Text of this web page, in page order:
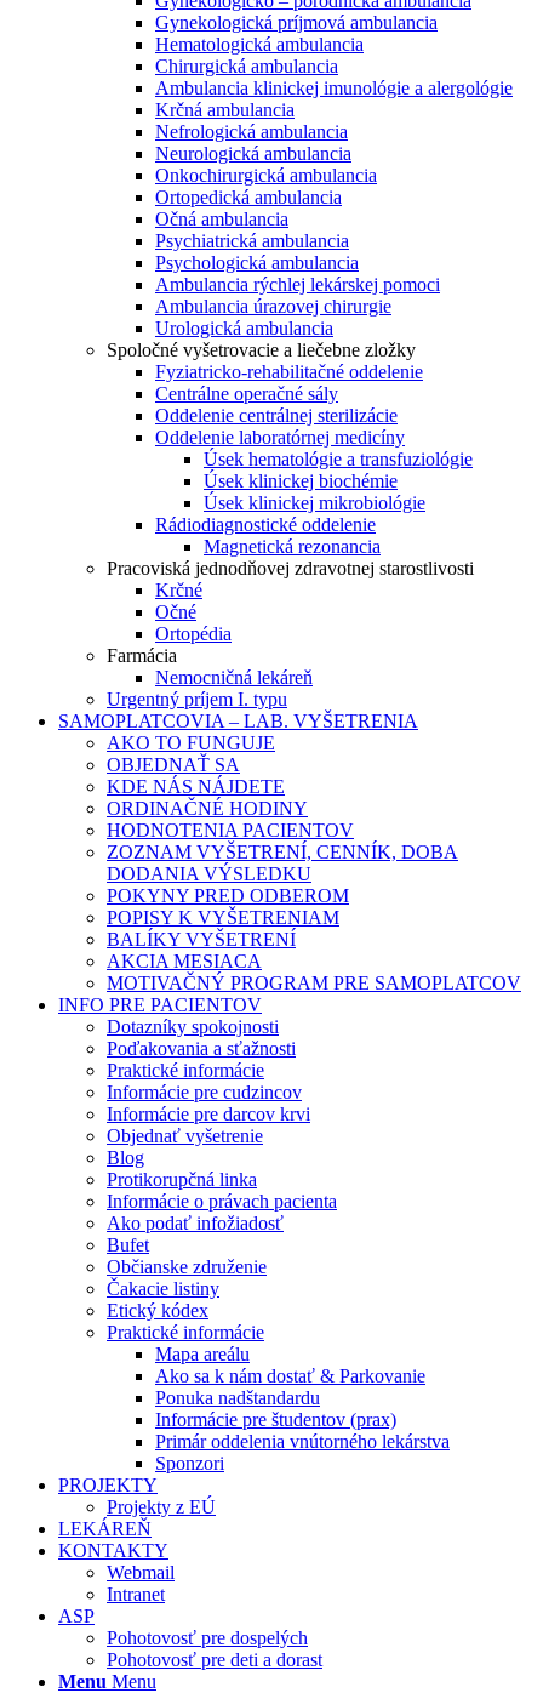
Gynekologická príjmová ambulancia
Hematologická ambulancia
Chirurgická ambulancia
Ambulancia klinickej imunológie a alergológie
Krčná ambulancia
Nefrologická ambulancia
Neurologická ambulancia
Onkochirurgická ambulancia
Ortopedická ambulancia
Očná ambulancia
Psychiatrická ambulancia
Psychologická ambulancia
Ambulancia rýchlej lekárskej pomoci
Ambulancia úrazovej chirurgie
Urologická ambulancia
Spoločné vyšetrovacie a liečebne zložky
Fyziatricko-rehabilitačné oddelenie
Centrálne operačné sály
Oddelenie centrálnej sterilizácie
Oddelenie laboratórnej medicíny
Úsek hematológie a transfuziológie
Úsek klinickej biochémie
Úsek klinickej mikrobiológie
Rádiodiagnostické oddelenie
Magnetická rezonancia
Pracoviská jednodňovej zdravotnej starostlivosti
Krčné
Očné
Ortopédia
Farmácia
Nemocničná lekáreň
Urgentný príjem I. typu
SAMOPLATCOVIA – LAB. VYŠETRENIA
AKO TO FUNGUJE
OBJEDNAŤ SA
KDE NÁS NÁJDETE
ORDINAČNÉ HODINY
HODNOTENIA PACIENTOV
ZOZNAM VYŠETRENÍ, CENNÍK, DOBA
DODANIA VÝSLEDKU
POKYNY PRED ODBEROM
POPISY K VYŠETRENIAM
BALÍKY VYŠETRENÍ
AKCIA MESIACA
MOTIVAČNÝ PROGRAM PRE SAMOPLATCOV
INFO PRE PACIENTOV
Dotazníky spokojnosti
Poďakovania a sťažnosti
Praktické informácie
Informácie pre cudzincov
Informácie pre darcov krvi
Objednať vyšetrenie
Blog
Protikorupčná linka
Informácie o právach pacienta
Ako podať infožiadosť
Bufet
Občianske združenie
Čakacie listiny
Etický kódex
Praktické informácie
Mapa areálu
Ako sa k nám dostať & Parkovanie
Ponuka nadštandardu
Informácie pre študentov (prax)
Primár oddelenia vnútorného lekárstva
Sponzori
PROJEKTY
Projekty z EÚ
LEKÁREŇ
KONTAKTY
Webmail
Intranet
ASP
Pohotovosť pre dospelých
Pohotovosť pre deti a dorast
Menu Menu